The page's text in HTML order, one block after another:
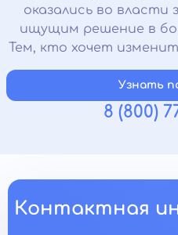
оказались во власти
ищущим решение в
Тем, кто хочет
Узнать
8 (800)
Контактная